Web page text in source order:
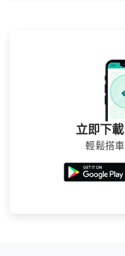
立即下
輕鬆搭